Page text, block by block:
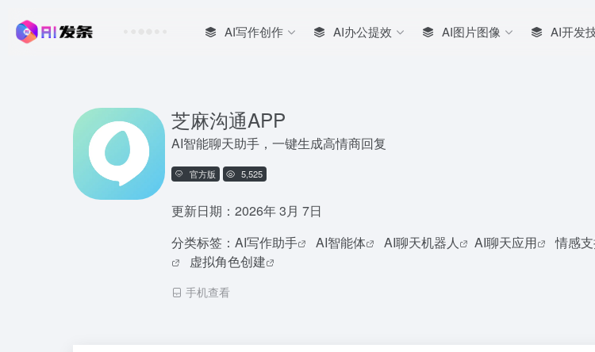
AI写作创作 AI办公提效 AI图片图像 AI开发
芝麻沟通APP
AI智能聊天助手，一键生成高情商回复
官方版 5,525
更新日期：2026年 3月 7日
分类标签：AI写作助手 AI智能体 AI聊天机器人 AI聊天应用
情感
虚拟角色创建
手机查看